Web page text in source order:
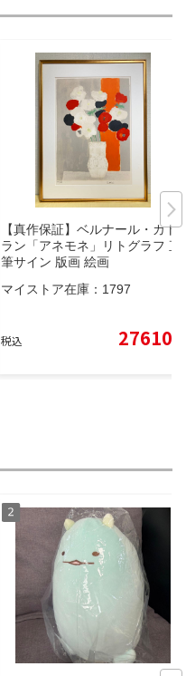
【真作保証】ベルナール・カト
ラン「アネモネ」リトグラフ 直
筆サイン 版画 絵画
マイストア在庫： 1797
税込 27610